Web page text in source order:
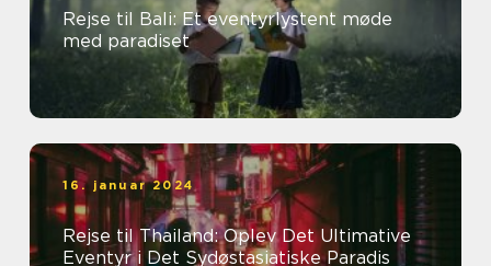
Rejse til Bali: Et eventyrlystent møde
med paradiset
16. januar 2024
Rejse til Thailand: Oplev Det Ultimative
Eventyr i Det Sydøstasiatiske Paradis